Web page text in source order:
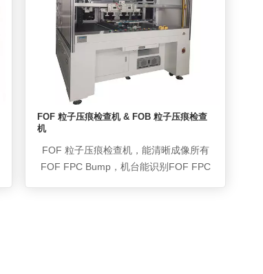
2、可以针对LED检测过程中的灰尘，进
行清除并自动识别，降低检测误识别
率； 3、产品检测精度：最小检测能
力，LED屏每一个像素的缺陷； 4、检测
速度：实现产品全检测（红绿蓝黑白灰各
种颜色）整个检测时间<1分钟；<1分钟；
FOF 粒子压痕检查机 & FOB 粒子压痕检查
机
FOF 粒子压痕检查机，能清晰成像所有
FOF FPC Bump，机台能识别FOF FPC